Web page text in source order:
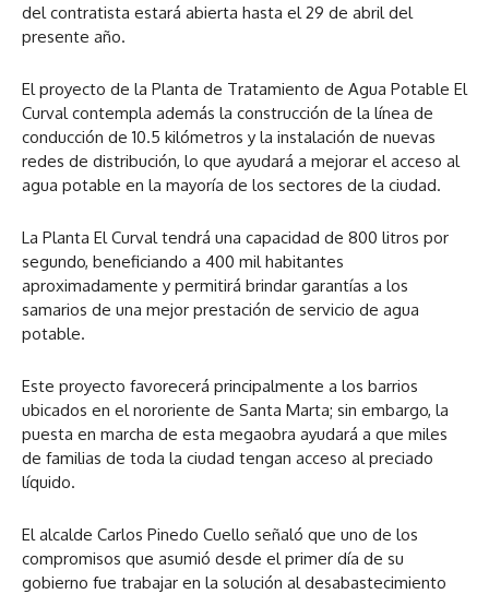
del contratista estará abierta hasta el 29 de abril del
presente año.
El proyecto de la Planta de Tratamiento de Agua Potable El
Curval contempla además la construcción de la línea de
conducción de 10.5 kilómetros y la instalación de nuevas
redes de distribución, lo que ayudará a mejorar el acceso al
agua potable en la mayoría de los sectores de la ciudad.
La Planta El Curval tendrá una capacidad de 800 litros por
segundo, beneficiando a 400 mil habitantes
aproximadamente y permitirá brindar garantías a los
samarios de una mejor prestación de servicio de agua
potable.
Este proyecto favorecerá principalmente a los barrios
ubicados en el nororiente de Santa Marta; sin embargo, la
puesta en marcha de esta megaobra ayudará a que miles
de familias de toda la ciudad tengan acceso al preciado
líquido.
El alcalde Carlos Pinedo Cuello señaló que uno de los
compromisos que asumió desde el primer día de su
gobierno fue trabajar en la solución al desabastecimiento